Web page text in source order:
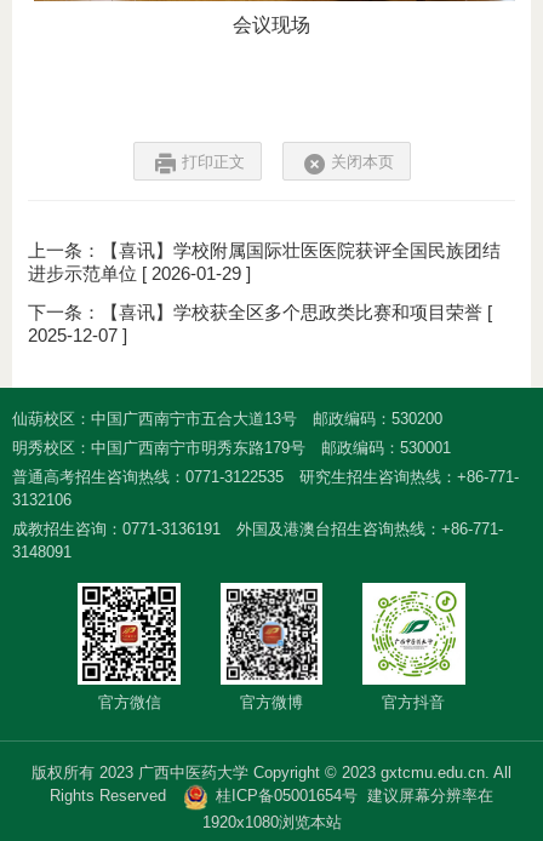
会议现场
打印正文 关闭本页
上一条：
【喜讯】学校附属国际壮医医院获评全国民族团结
进步示范单位 [ 2026-01-29 ]
下一条：
【喜讯】学校获全区多个思政类比赛和项目荣誉 [
2025-12-07 ]
仙葫校区：中国广西南宁市五合大道13号
邮政编码：530200
明秀校区：中国广西南宁市明秀东路179号
邮政编码：530001
普通高考招生咨询热线：0771-3122535
研究生招生咨询热线：+86-771-
3132106
成教招生咨询：0771-3136191
外国及港澳台招生咨询热线：+86-771-
3148091
官方微信 官方微博 官方抖音
版权所有 2023 广西中医药大学 Copyright © 2023 gxtcmu.edu.cn. All
Rights Reserved
桂ICP备05001654号 建议屏幕分辨率在
1920x1080浏览本站